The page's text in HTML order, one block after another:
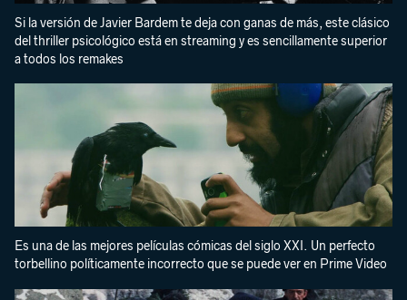
Si la versión de Javier Bardem te deja con ganas de más, este clásico
del thriller psicológico está en streaming y es sencillamente superior
a todos los remakes
Es una de las mejores películas cómicas del siglo XXI. Un perfecto
torbellino políticamente incorrecto que se puede ver en Prime Video